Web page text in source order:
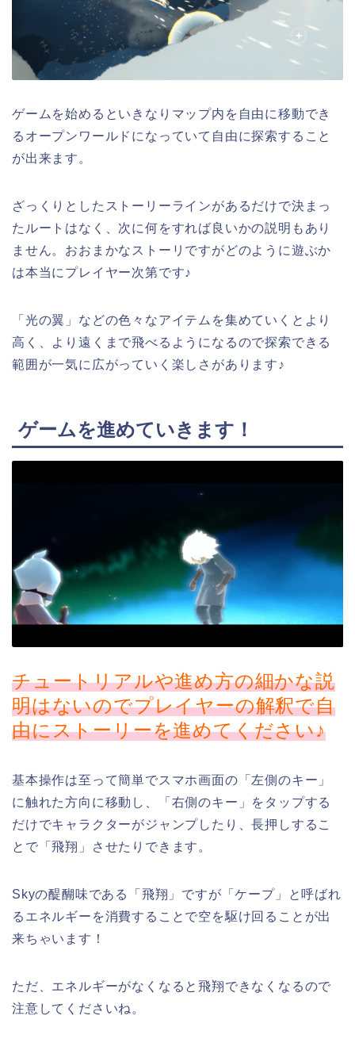
ゲームを始めるといきなりマップ内を自由に移動でき
るオープンワールドになっていて自由に探索すること
が出来ます。
ざっくりとしたストーリーラインがあるだけで決まっ
たルートはなく、次に何をすれば良いかの説明もあり
ません。おおまかなストーリですがどのように遊ぶか
は本当にプレイヤー次第です♪
「光の翼」などの色々なアイテムを集めていくとより
高く、より遠くまで飛べるようになるので探索できる
範囲が一気に広がっていく楽しさがあります♪
ゲームを進めていきます！
チュートリアルや進め方の細かな説
明はないのでプレイヤーの解釈で自
由にストーリーを進めてください♪
基本操作は至って簡単でスマホ画面の「左側のキー」
に触れた方向に移動し、「右側のキー」をタップする
だけでキャラクターがジャンプしたり、長押しするこ
とで「飛翔」させたりできます。
Skyの醍醐味である「飛翔」ですが「ケープ」と呼ばれ
るエネルギーを消費することで空を駆け回ることが出
来ちゃいます！
ただ、エネルギーがなくなると飛翔できなくなるので
注意してくださいね。